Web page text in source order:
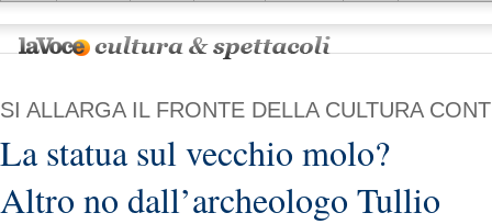
SI ALLARGA IL FRONTE DELLA CULTURA
La statua sul vecchio molo?
Altro no dall’archeologo Tullio